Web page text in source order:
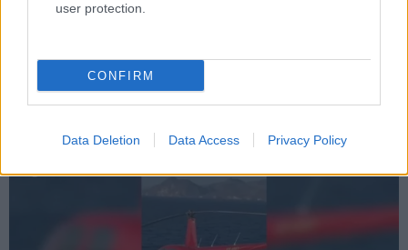
user protection.
CONFIRM
Data Deletion Data Access Privacy Policy
Κοινωνία